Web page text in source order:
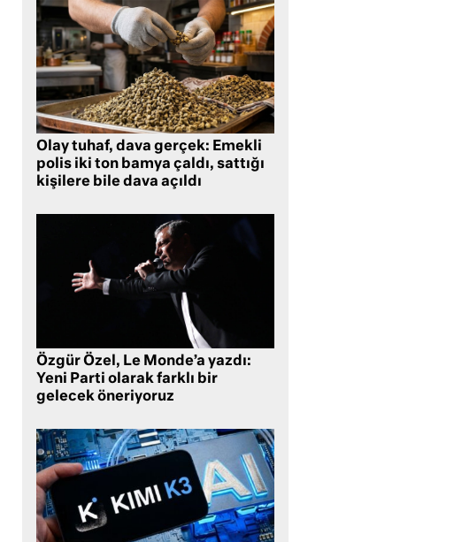
Olay tuhaf, dava gerçek: Emekli
polis iki ton bamya çaldı, sattığı
kişilere bile dava açıldı
Özgür Özel, Le Monde’a yazdı:
Yeni Parti olarak farklı bir
gelecek öneriyoruz